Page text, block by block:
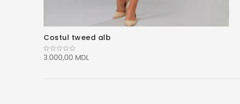
Costul tweed alb
3.000,00 MDL